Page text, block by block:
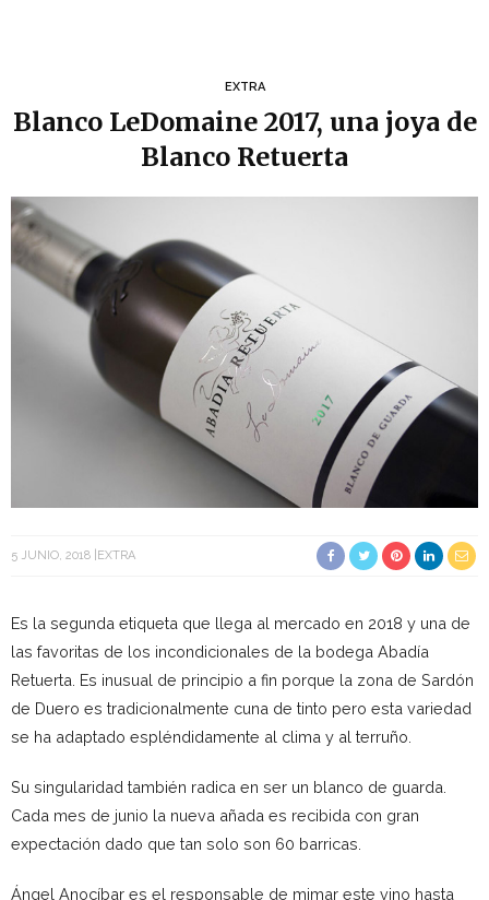
EXTRA
Blanco LeDomaine 2017, una joya de
Blanco Retuerta
5 JUNIO, 2018 EXTRA
Es la segunda etiqueta que llega al mercado en 2018 y una de
las favoritas de los incondicionales de la bodega Abadía
Retuerta. Es inusual de principio a fin porque la zona de Sardón
de Duero es tradicionalmente cuna de tinto pero esta variedad
se ha adaptado espléndidamente al clima y al terruño.
Su singularidad también radica en ser un blanco de guarda.
Cada mes de junio la nueva añada es recibida con gran
expectación dado que tan solo son 60 barricas.
Ángel Anocíbar es el responsable de mimar este vino hasta